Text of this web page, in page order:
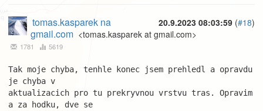
20.9.2023 08:03:59 (#18)
tomas.kasparek na
gmail.com <tomas.kasparek at gmail.com>
1781 5619
Tak moje chyba, tenhle konec jsem prehledl a opravdu
je chyba v
aktualizacich pro tu prekryvnou vrstvu tras. Opravim
a za hodku, dve se